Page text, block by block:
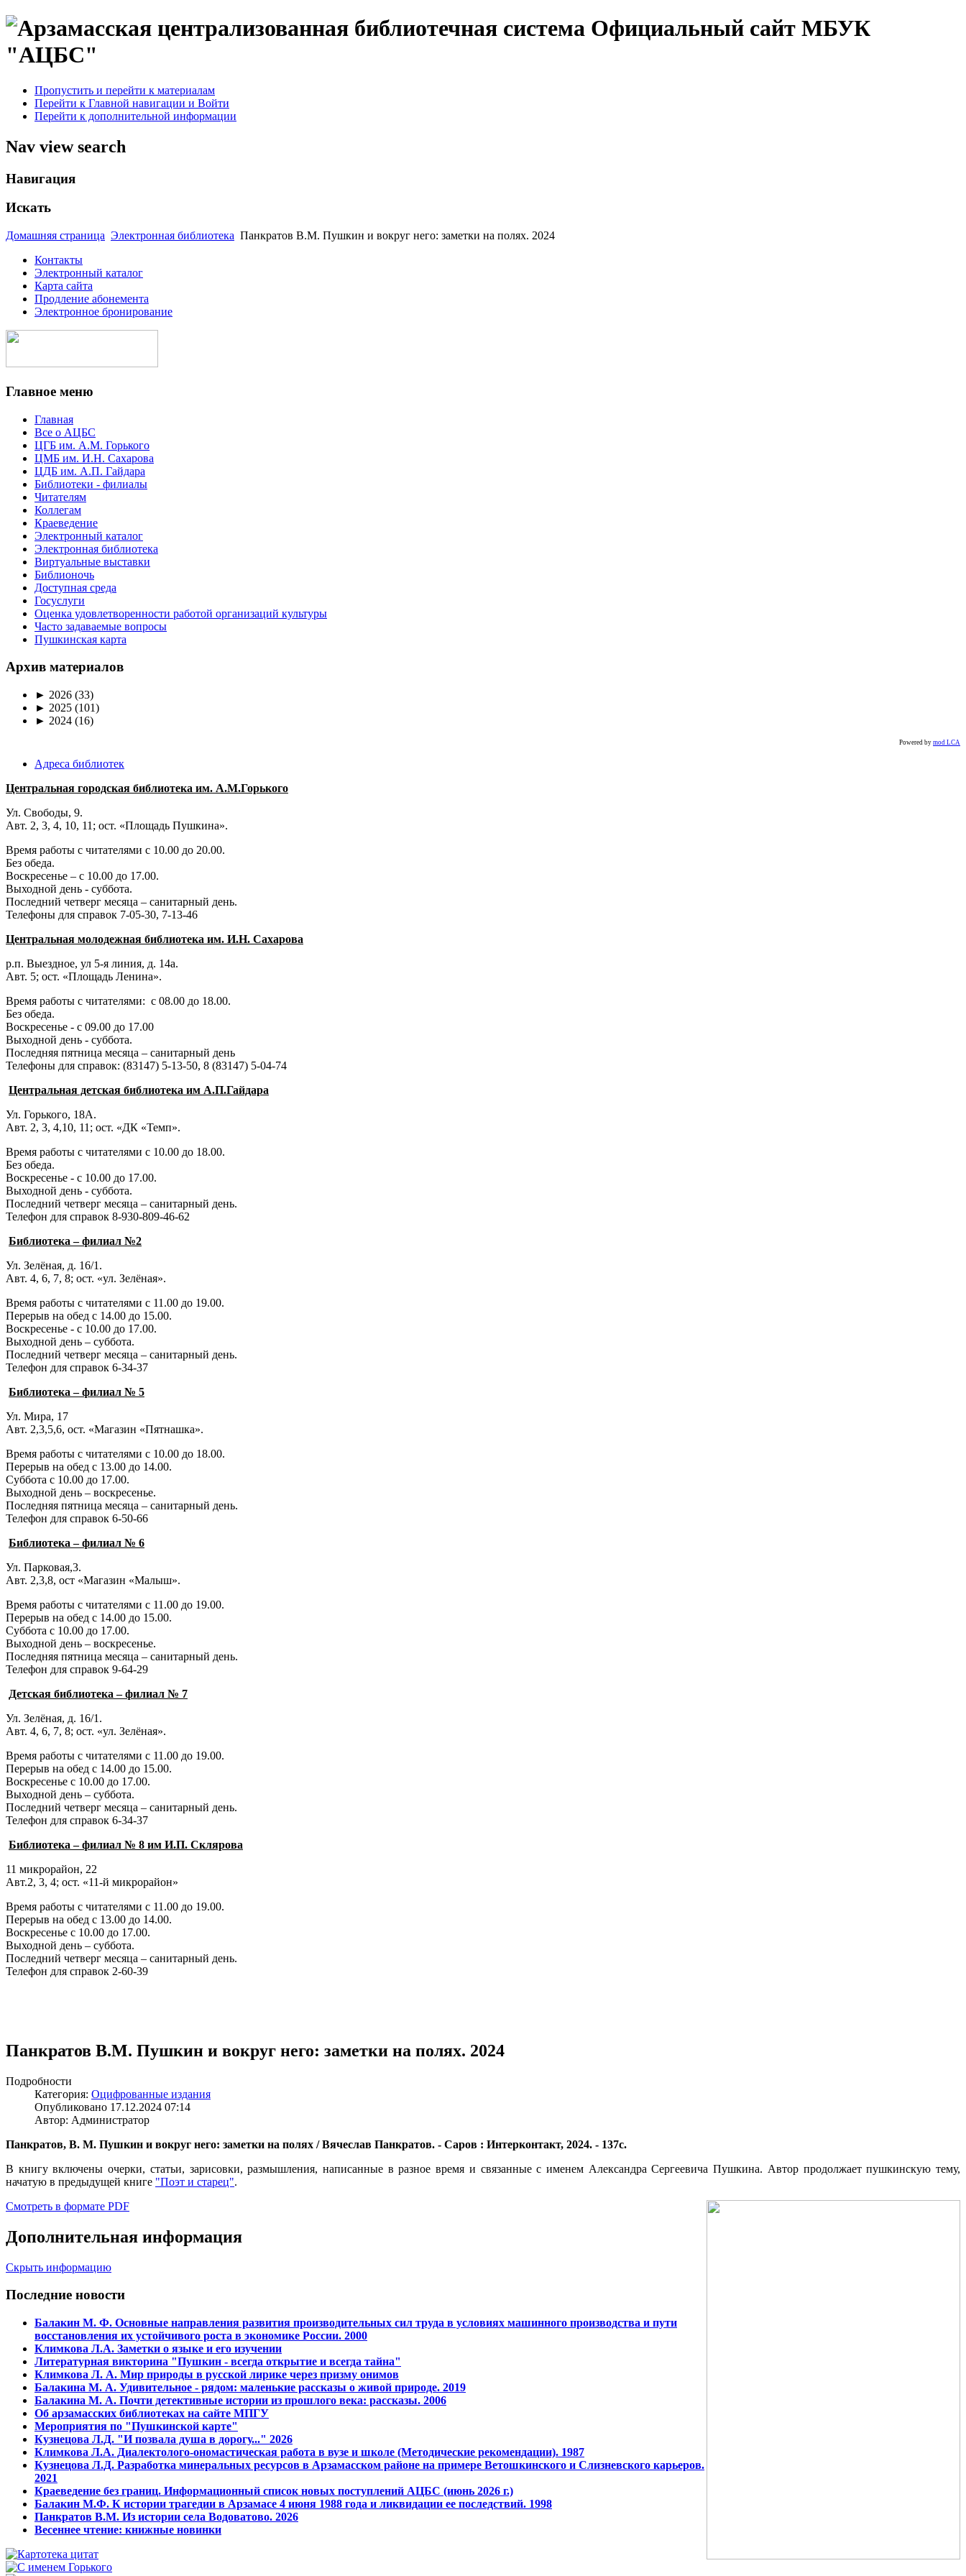
Официальный сайт МБУК
"АЦБС"
Пропустить и перейти к материалам
Перейти к Главной навигации и Войти
Перейти к дополнительной информации
Nav view search
Навигация
Искать
Домашняя страница Электронная библиотека Панкратов В.М. Пушкин и вокруг него: заметки на полях. 2024
Контакты
Электронный каталог
Карта сайта
Продление абонемента
Электронное бронирование
Главное меню
Главная
Все о АЦБС
ЦГБ им. А.М. Горького
ЦМБ им. И.Н. Сахарова
ЦДБ им. А.П. Гайдара
Библиотеки - филиалы
Читателям
Коллегам
Краеведение
Электронный каталог
Электронная библиотека
Виртуальные выставки
Библионочь
Доступная среда
Госуслуги
Оценка удовлетворенности работой организаций культуры
Часто задаваемые вопросы
Пушкинская карта
Архив материалов
► 2026 (33)
► 2025 (101)
► 2024 (16)
Powered by mod LCA
Адреса библиотек
Центральная городская библиотека им. А.М.Горького
Ул. Свободы, 9.
Авт. 2, 3, 4, 10, 11; ост. «Площадь Пушкина».
Время работы с читателями с 10.00 до 20.00.
Без обеда.
Воскресенье – с 10.00 до 17.00.
Выходной день - суббота.
Последний четверг месяца – санитарный день.
Телефоны для справок 7-05-30, 7-13-46
Центральная молодежная библиотека им. И.Н. Сахарова
р.п. Выездное, ул 5-я линия, д. 14а.
Авт. 5; ост. «Площадь Ленина».
Время работы с читателями: с 08.00 до 18.00.
Без обеда.
Воскресенье - с 09.00 до 17.00
Выходной день - суббота.
Последняя пятница месяца – санитарный день
Телефоны для справок: (83147) 5-13-50, 8 (83147) 5-04-74
Центральная детская библиотека им А.П.Гайдара
Ул. Горького, 18А.
Авт. 2, 3, 4,10, 11; ост. «ДК «Темп».
Время работы с читателями с 10.00 до 18.00.
Без обеда.
Воскресенье - с 10.00 до 17.00.
Выходной день - суббота.
Последний четверг месяца – санитарный день.
Телефон для справок 8-930-809-46-62
Библиотека – филиал №2
Ул. Зелёная, д. 16/1.
Авт. 4, 6, 7, 8; ост. «ул. Зелёная».
Время работы с читателями с 11.00 до 19.00.
Перерыв на обед с 14.00 до 15.00.
Воскресенье - с 10.00 до 17.00.
Выходной день – суббота.
Последний четверг месяца – санитарный день.
Телефон для справок 6-34-37
Библиотека – филиал № 5
Ул. Мира, 17
Авт. 2,3,5,6, ост. «Магазин «Пятнашка».
Время работы с читателями с 10.00 до 18.00.
Перерыв на обед с 13.00 до 14.00.
Суббота с 10.00 до 17.00.
Выходной день – воскресенье.
Последняя пятница месяца – санитарный день.
Телефон для справок 6-50-66
Библиотека – филиал № 6
Ул. Парковая,3.
Авт. 2,3,8, ост «Магазин «Малыш».
Время работы с читателями с 11.00 до 19.00.
Перерыв на обед с 14.00 до 15.00.
Суббота с 10.00 до 17.00.
Выходной день – воскресенье.
Последняя пятница месяца – санитарный день.
Телефон для справок 9-64-29
Детская библиотека – филиал № 7
Ул. Зелёная, д. 16/1.
Авт. 4, 6, 7, 8; ост. «ул. Зелёная».
Время работы с читателями с 11.00 до 19.00.
Перерыв на обед с 14.00 до 15.00.
Воскресенье с 10.00 до 17.00.
Выходной день – суббота.
Последний четверг месяца – санитарный день.
Телефон для справок 6-34-37
Библиотека – филиал № 8 им И.П. Склярова
11 микрорайон, 22
Авт.2, 3, 4; ост. «11-й микрорайон»
Время работы с читателями с 11.00 до 19.00.
Перерыв на обед с 13.00 до 14.00.
Воскресенье с 10.00 до 17.00.
Выходной день – суббота.
Последний четверг месяца – санитарный день.
Телефон для справок 2-60-39
Панкратов В.М. Пушкин и вокруг него: заметки на полях. 2024
Подробности
Категория: Оцифрованные издания
Опубликовано 17.12.2024 07:14
Автор: Администратор
Панкратов, В. М. Пушкин и вокруг него: заметки на полях / Вячеслав Панкратов. - Саров : Интерконтакт, 2024. - 137с.
В книгу включены очерки, статьи, зарисовки, размышления, написанные в разное время и связанные с именем Александра Сергеевича Пушкина. Автор продолжает пушкинскую тему,
начатую в предыдущей книге "Поэт и старец".
Смотреть в формате PDF
Дополнительная информация
Скрыть информацию
Последние новости
Балакин М. Ф. Основные напpавления pазвития пpоизводительных сил тpуда в условиях машинного пpоизводства и пути
восстановления их устойчивого pоста в экономике России. 2000
Климкова Л.А. Заметки о языке и его изучении
Литературная викторина "Пушкин - всегда открытие и всегда тайна"
Климкова Л. А. Мир природы в русской лирике через призму онимов
Балакина М. А. Удивительное - рядом: маленькие рассказы о живой природе. 2019
Балакина М. А. Почти детективные истории из прошлого века: рассказы. 2006
Об арзамасских библиотеках на сайте МПГУ
Мероприятия по "Пушкинской карте"
Кузнецова Л.Д. "И позвала душа в дорогу..." 2026
Климкова Л.А. Диалектолого-ономастическая работа в вузе и школе (Методические рекомендации). 1987
Кузнецова Л.Д. Разработка минеральных ресурсов в Арзамасском районе на примере Ветошкинского и Слизневского карьеров.
2021
Краеведение без границ. Информационный список новых поступлений АЦБС (июнь 2026 г.)
Балакин М.Ф. К истории трагедии в Арзамасе 4 июня 1988 года и ликвидации ее последствий. 1998
Панкратов В.М. Из истории села Водоватово. 2026
Весеннее чтение: книжные новинки